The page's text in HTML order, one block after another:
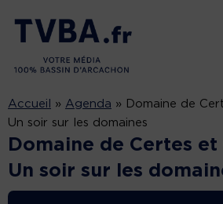
Accueil » Agenda »
Domaine de
Un soir sur les domaines
Domaine de Certes et
Un soir sur les